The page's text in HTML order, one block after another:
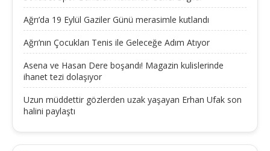
Ağrı’da 19 Eylül Gaziler Günü merasimle kutlandı
Ağrı’nın Çocukları Tenis ile Geleceğe Adım Atıyor
Asena ve Hasan Dere boşandı! Magazin kulislerinde
ihanet tezi dolaşıyor
Uzun müddettir gözlerden uzak yaşayan Erhan Ufak son
halini paylaştı